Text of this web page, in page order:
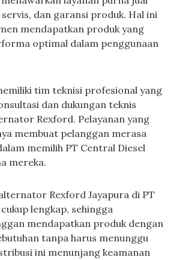
dan garansi produk. Hal ini
mendapatkan produk yang
optimal dalam penggunaan
tim teknisi profesional yang
dan dukungan teknis
Rexford. Pelayanan yang
membuat pelanggan merasa
memilih PT Central Diesel
mereka.
Rexford Jayapura di PT
lengkap, sehingga
mendapatkan produk dengan
tanpa harus menunggu
ini menunjang keamanan